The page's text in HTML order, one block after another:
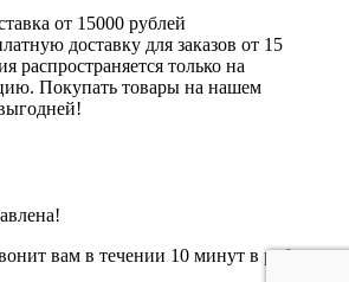
доставку для заказов от 15
распространяется только на
Покупать товары на нашем
вам в течении 10 минут в рабочее